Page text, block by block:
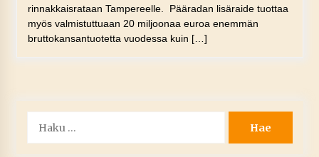
rinnakkaisrataan Tampereelle. Pääradan lisäraide tuottaa
myös valmistuttuaan 20 miljoonaa euroa enemmän
bruttokansantuotetta vuodessa kuin […]